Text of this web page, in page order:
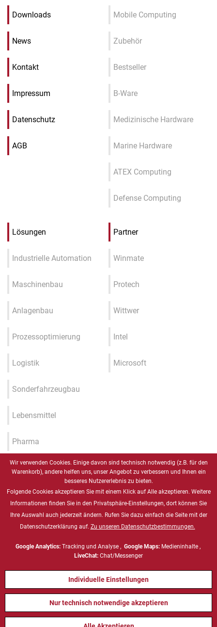
Downloads
News
Kontakt
Impressum
Datenschutz
AGB
Mobile Computing
Zubehör
Bestseller
B-Ware
Medizinische Hardware
Marine Hardware
ATEX Computing
Defense Computing
Lösungen
Industrielle Automation
Maschinenbau
Anlagenbau
Prozessoptimierung
Logistik
Sonderfahrzeugbau
Lebensmittel
Pharma
Industrie 4.0 / IIOT / Smart
Gesundheitswesen
Marine
Energie & Chemie, ATEX
Partner
Winmate
Protech
Wittwer
Intel
Microsoft
Wir verwenden Cookies. Einige davon sind technisch notwendig (z.B. für den
Warenkorb), andere helfen uns, unser Angebot zu verbessern und Ihnen ein
besseres Nutzererlebnis zu bieten.
Folgende Cookies akzeptieren Sie mit einem Klick auf Alle akzeptieren. Weitere
Informationen finden Sie in den Privatsphäre-Einstellungen, dort können Sie
Ihre Auswahl auch jederzeit ändern. Rufen Sie dazu einfach die Seite mit der
Datenschutzerklärung auf. Zu unseren Datenschutzbestimmungen.
Google Analytics:Tracking und Analyse , Google Maps:Medieninhalte ,
LiveChat: Chat/Messenger
Individuelle Einstellungen
Nur technisch notwendige akzeptieren